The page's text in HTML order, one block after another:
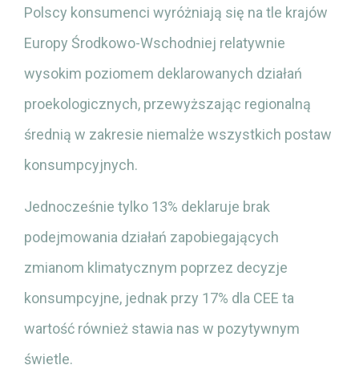
Polscy konsumenci wyróżniają się na tle krajów
Europy Środkowo-Wschodniej relatywnie
wysokim poziomem deklarowanych działań
proekologicznych, przewyższając regionalną
średnią w zakresie niemalże wszystkich postaw
konsumpcyjnych.
Jednocześnie tylko 13% deklaruje brak
podejmowania działań zapobiegających
zmianom klimatycznym poprzez decyzje
konsumpcyjne, jednak przy 17% dla CEE ta
wartość również stawia nas w pozytywnym
świetle.